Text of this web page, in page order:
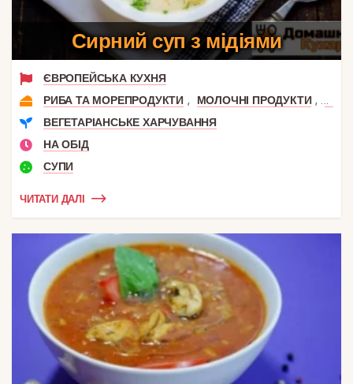
Сирний суп з мідіями
ЄВРОПЕЙСЬКА КУХНЯ
РИБА ТА МОРЕПРОДУКТИ , МОЛОЧНІ ПРОДУКТИ , СИР
ВЕГЕТАРІАНСЬКЕ ХАРЧУВАННЯ
НА ОБІД
СУПИ
ЧИТАТИ ДАЛІ